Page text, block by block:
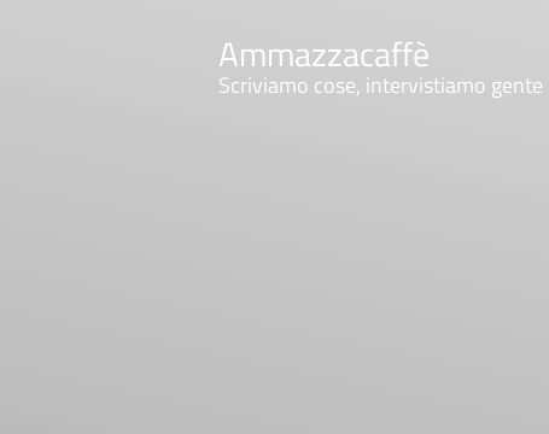
Ammazzacaffè
Scriviamo cose, intervistiamo gente